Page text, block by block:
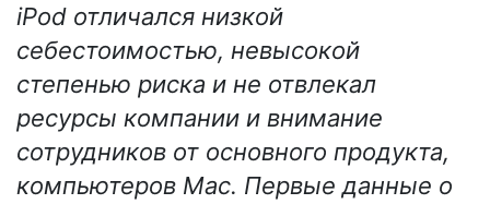
iPod отличался низкой
себестоимостью, невысокой
степенью риска и не отвлекал
ресурсы компании и внимание
сотрудников от основного продукта,
компьютеров Mac. Первые данные о